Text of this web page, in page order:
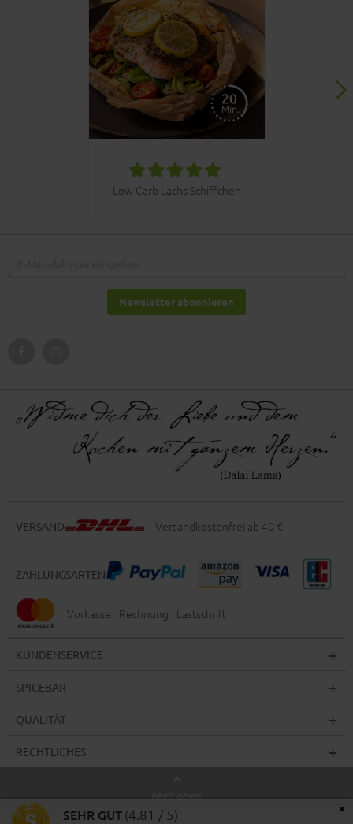
Low Carb Lachs Schiffchen
Newsletter abonnieren
VERSAND Versandkostenfrei ab 40 €
ZAHLUNGSARTEN
Vorkasse Rechnung Lastschrift
KUNDENSERVICE
SPICEBAR
QUALITÄT
RECHTLICHES
nach oben
×
SEHR GUT(4.81 / 5)